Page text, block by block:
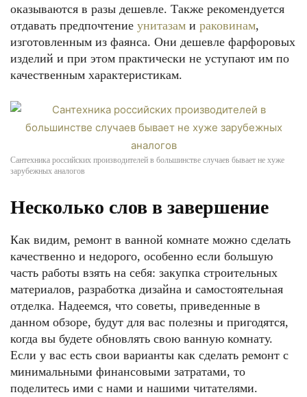
оказываются в разы дешевле. Также рекомендуется
отдавать предпочтение унитазам и раковинам,
изготовленным из фаянса. Они дешевле фарфоровых
изделий и при этом практически не уступают им по
качественным характеристикам.
Сантехника российских производителей в большинстве случаев бывает не хуже
зарубежных аналогов
Несколько слов в завершение
Как видим, ремонт в ванной комнате можно сделать
качественно и недорого, особенно если большую
часть работы взять на себя: закупка строительных
материалов, разработка дизайна и самостоятельная
отделка. Надеемся, что советы, приведенные в
данном обзоре, будут для вас полезны и пригодятся,
когда вы будете обновлять свою ванную комнату.
Если у вас есть свои варианты как сделать ремонт с
минимальными финансовыми затратами, то
поделитесь ими с нами и нашими читателями.